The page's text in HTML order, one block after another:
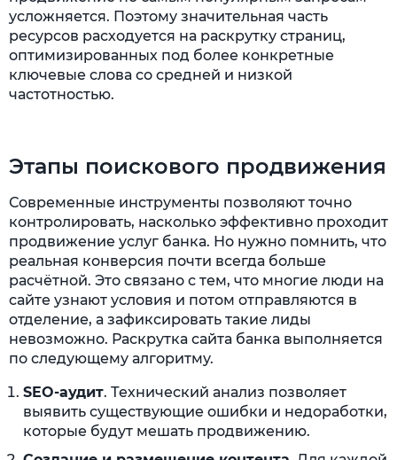
усложняется. Поэтому значительная часть
ресурсов расходуется на раскрутку страниц,
оптимизированных под более конкретные
ключевые слова со средней и низкой
частотностью.
Этапы поискового продвижения
Современные инструменты позволяют точно
контролировать, насколько эффективно проходит
продвижение услуг банка. Но нужно помнить, что
реальная конверсия почти всегда больше
расчётной. Это связано с тем, что многие люди на
сайте узнают условия и потом отправляются в
отделение, а зафиксировать такие лиды
невозможно. Раскрутка сайта банка выполняется
по следующему алгоритму.
SEO-аудит. Технический анализ позволяет
выявить существующие ошибки и недоработки,
которые будут мешать продвижению.